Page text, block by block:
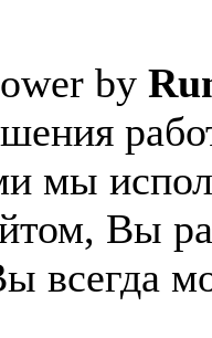
by
мы
Вы
всегда